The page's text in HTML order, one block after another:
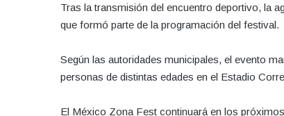
Tras la transmisión del encuentro deportivo, la
que formó parte de la programación del festival.
Según las autoridades municipales, el evento
personas de distintas edades en el Estadio
El México Zona Fest continuará en los